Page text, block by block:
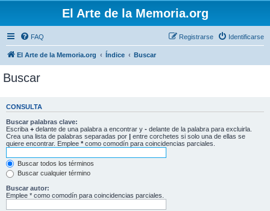
El Arte de la Memoria.org
FAQ Identificarse
Registrarse
El Arte de la Memoria.org Índice Buscar
Buscar
CONSULTA
Buscar palabras clave:
Escriba + delante de una palabra a encontrar y - delante de la palabra para excluirla.
Crea una lista de palabras separadas por | entre corchetes si solo una de ellas se
quiere encontrar. Emplee * como comodín para coincidencias parciales.
Buscar todos los términos
Buscar cualquier término
Buscar autor:
Emplee * como comodín para coincidencias parciales.